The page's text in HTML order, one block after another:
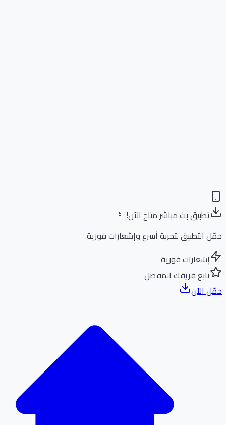
تطبيق بث مباشر متاح الآن! 📱
التطبيق لتجربة أسرع وإشعارات فورية
إشعارات فورية
تابع فريقك المفضل
الآن